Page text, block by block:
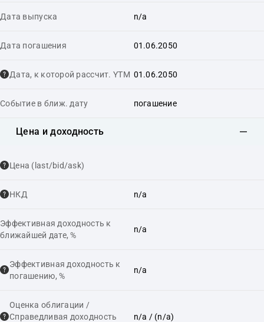
Дата выпуска n/a
Дата погашения 01.06.2050
Дата, к которой рассчит. YTM 01.06.2050
Событие в ближ. дату погашение
Цена и доходность
Цена (last/bid/ask)
НКД n/a
Эффективная доходность к
ближайшей дате, %
n/a
Эффективная доходность к
погашению, %
n/a
Оценка облигации /
Справедливая доходность
n/a / (n/a)